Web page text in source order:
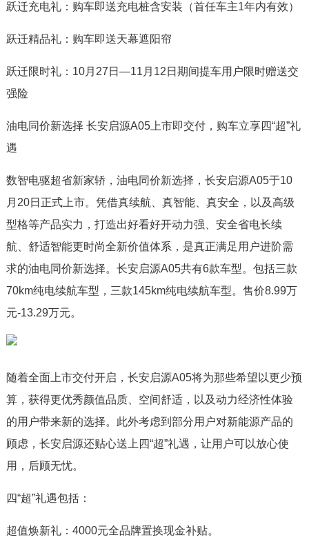
跃迁充电礼：购车即送充电桩含安装（首任车主1年内有效）
跃迁精品礼：购车即送天幕遮阳帘
跃迁限时礼：10月27日—11月12日期间提车用户限时赠送交
强险
油电同价新选择 长安启源A05上市即交付，购车立享四“超”礼
遇
数智电驱超省新家轿，油电同价新选择，长安启源A05于10
月20日正式上市。凭借真续航、真智能、真安全，以及高级
型格等产品实力，打造出好看好开动力强、安全省电长续
航、舒适智能更时尚全新价值体系，是真正满足用户进阶需
求的油电同价新选择。长安启源A05共有6款车型。包括三款
70km纯电续航车型，三款145km纯电续航车型。售价8.99万
元-13.29万元。
随着全面上市交付开启，长安启源A05将为那些希望以更少预
算，获得更优秀颜值品质、空间舒适，以及动力经济性体验
的用户带来新的选择。此外考虑到部分用户对新能源产品的
顾虑，长安启源还贴心送上四“超”礼遇，让用户可以放心使
用，后顾无忧。
四“超”礼遇包括：
超值焕新礼：4000元全品牌置换现金补贴。